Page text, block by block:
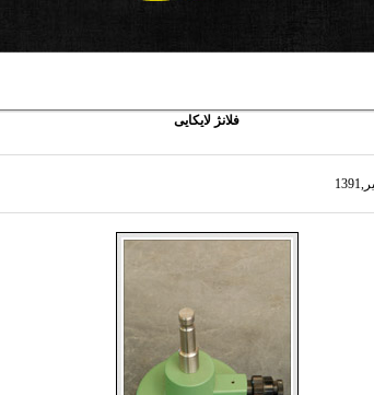
فلانژ لایکایی